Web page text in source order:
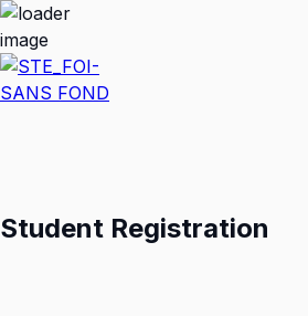
Student Registration